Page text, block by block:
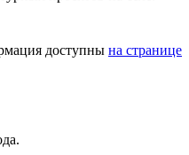
доступны на странице